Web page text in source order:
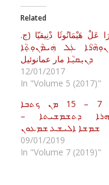
Related
عَلْ هَيْمَانُوثَا دْنِيقيّا (ج.
ܢܘܼܗܵܪܵܐ ܥܲܠ ܗܲܝܡܵܢܘܼܬ݂ܵܐ
ܕܢܝܼܩܝܼܵܐ مار عمانوئيل
12/01/2017
In "Volume 5 (2017)"
ܪܫܐ 7 – 15 ܡܢ ܟܬܒܐ
ܕܬܫܡܫܝܬܐ –
ܫܡܫܐ ܐܠܝܫܥ ܫܡܥܘܢ
09/01/2019
In "Volume 7 (2019)"